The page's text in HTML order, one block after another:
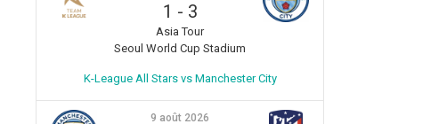
1 - 3
Asia Tour
Seoul World Cup Stadium
K-League All Stars vs Manchester City
9 août 2026